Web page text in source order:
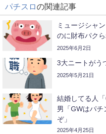
パチスロの関連記事
ミュージシャ
のに財布パクら
2025年6月2日
3大ニートがう
2025年5月21日
結婚してる人
男「GWはパチ
ぞ」
2025年4月25日